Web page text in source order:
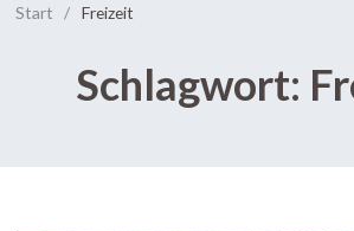
Start / Freizeit
Schlagwort: